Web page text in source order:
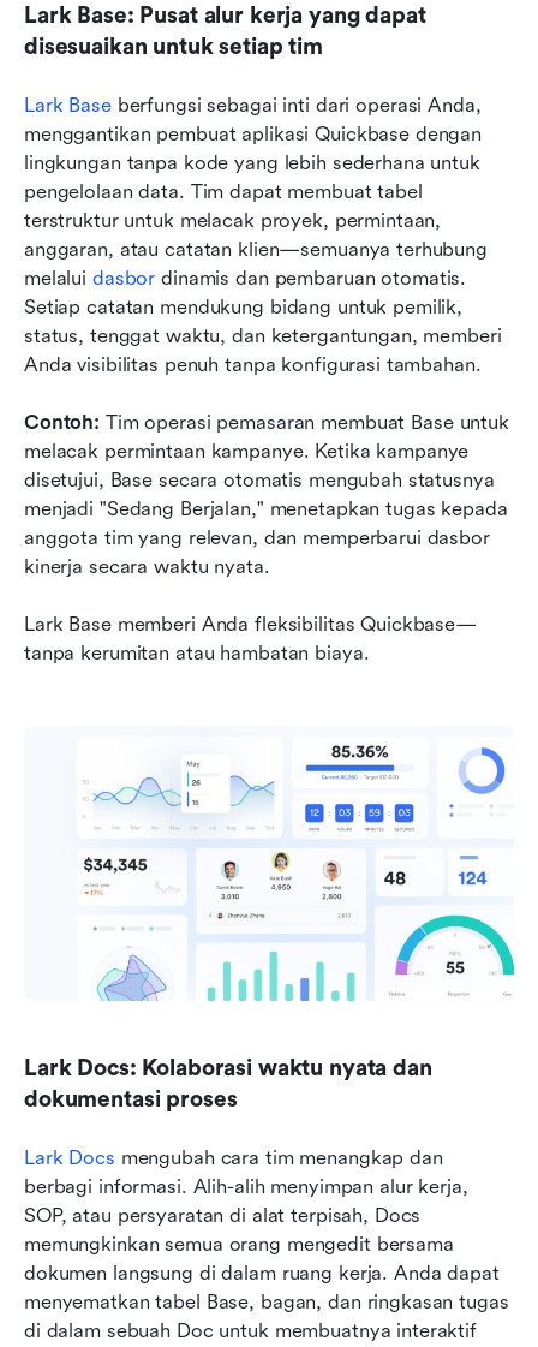
Lark Base: Pusat alur kerja yang dapat
disesuaikan untuk setiap tim
Lark Base berfungsi sebagai inti dari operasi Anda,
menggantikan pembuat aplikasi Quickbase dengan
lingkungan tanpa kode yang lebih sederhana untuk
pengelolaan data. Tim dapat membuat tabel
terstruktur untuk melacak proyek, permintaan,
anggaran, atau catatan klien—semuanya terhubung
melalui dasbor dinamis dan pembaruan otomatis.
Setiap catatan mendukung bidang untuk pemilik,
status, tenggat waktu, dan ketergantungan, memberi
Anda visibilitas penuh tanpa konfigurasi tambahan.
Contoh: Tim operasi pemasaran membuat Base untuk
melacak permintaan kampanye. Ketika kampanye
disetujui, Base secara otomatis mengubah statusnya
menjadi "Sedang Berjalan," menetapkan tugas kepada
anggota tim yang relevan, dan memperbarui dasbor
kinerja secara waktu nyata.
Lark Base memberi Anda fleksibilitas Quickbase—
tanpa kerumitan atau hambatan biaya.
Lark Docs: Kolaborasi waktu nyata dan
dokumentasi proses
Lark Docs mengubah cara tim menangkap dan
berbagi informasi. Alih-alih menyimpan alur kerja,
SOP, atau persyaratan di alat terpisah, Docs
memungkinkan semua orang mengedit bersama
dokumen langsung di dalam ruang kerja. Anda dapat
menyematkan tabel Base, bagan, dan ringkasan tugas
di dalam sebuah Doc untuk membuatnya interaktif